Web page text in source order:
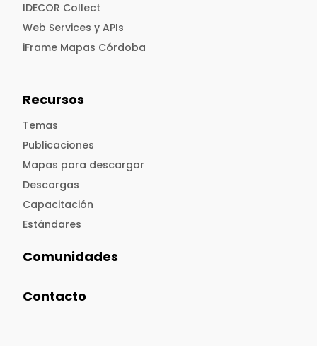
IDECOR Collect
Web Services y APIs
iFrame Mapas Córdoba
Recursos
Temas
Publicaciones
Mapas para descargar
Descargas
Capacitación
Estándares
Comunidades
Contacto